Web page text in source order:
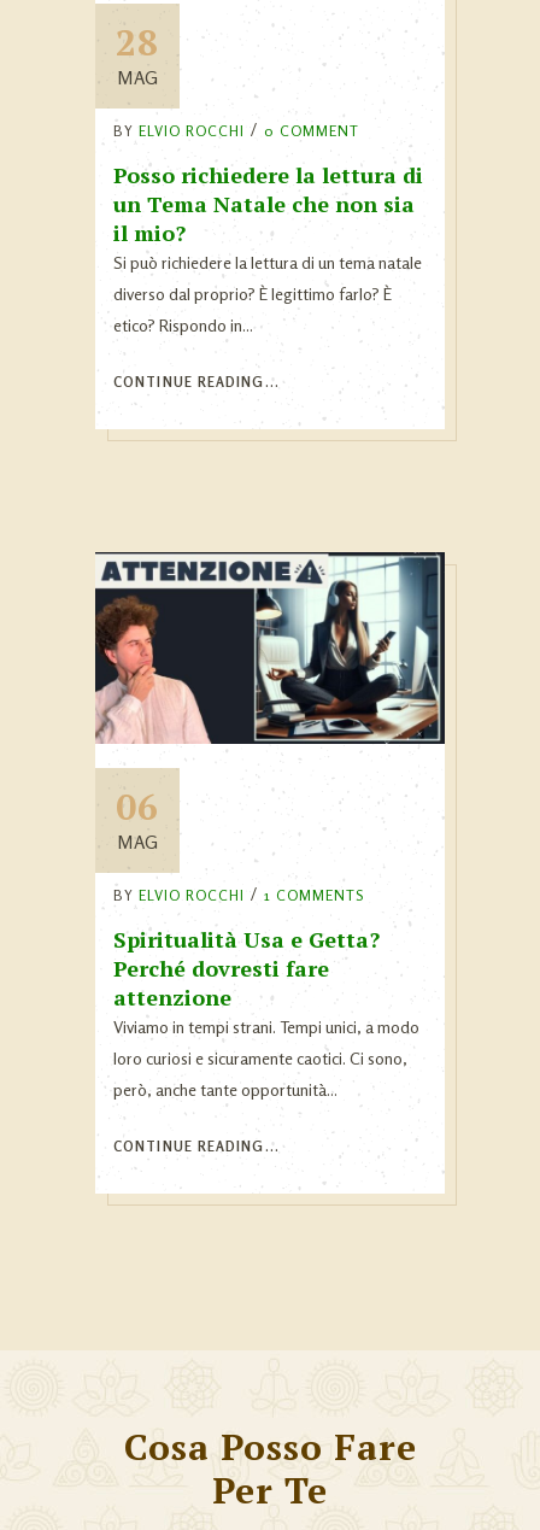
28
MAG
BY ELVIO ROCCHI 0 COMMENT
Posso richiedere la lettura di
un Tema Natale che non sia
il mio?
Si può richiedere la lettura di un tema natale
diverso dal proprio? È legittimo farlo? È
etico? Rispondo in...
CONTINUE READING...
06
MAG
BY ELVIO ROCCHI 1 COMMENTS
Spiritualità Usa e Getta?
Perché dovresti fare
attenzione
Viviamo in tempi strani. Tempi unici, a modo
loro curiosi e sicuramente caotici. Ci sono,
però, anche tante opportunità...
CONTINUE READING...
Cosa Posso Fare
Per Te